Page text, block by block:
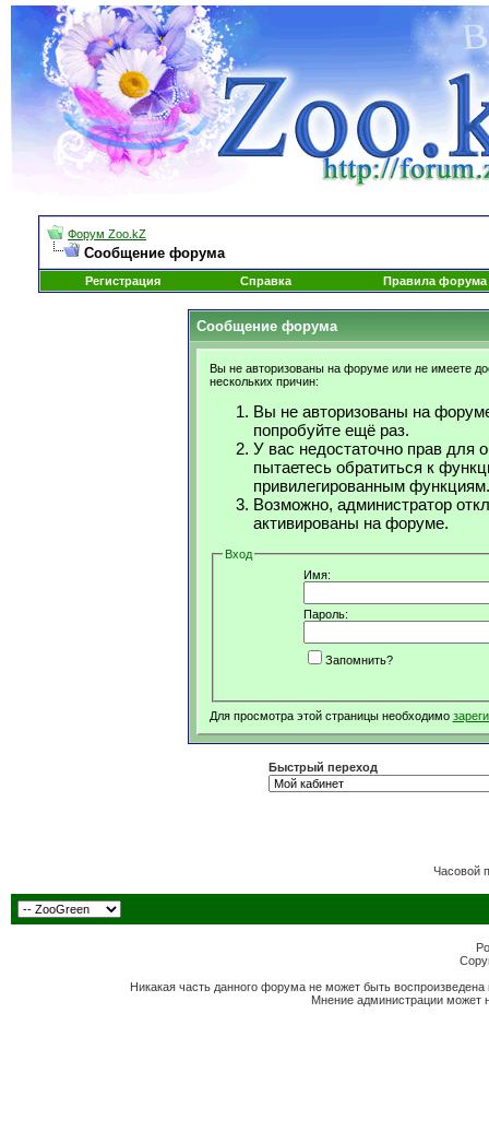
Форум Zoo.kZ
Сообщение форума
Регистрация Справка Правила форума
Сообщение форума
Вы не авторизованы на форуме или не имеете
нескольких причин:
Вы не авторизованы на
попробуйте ещё раз.
У вас недостаточно прав для
пытаетесь обратиться к
привилегированным функциям.
Возможно, администратор
активированы на форуме.
Вход
Имя:
Пароль:
Запомнить?
Для просмотра этой страницы необходимо
Быстрый переход
Часовой
Никакая часть данного форума не может быть
Мнение администрации может